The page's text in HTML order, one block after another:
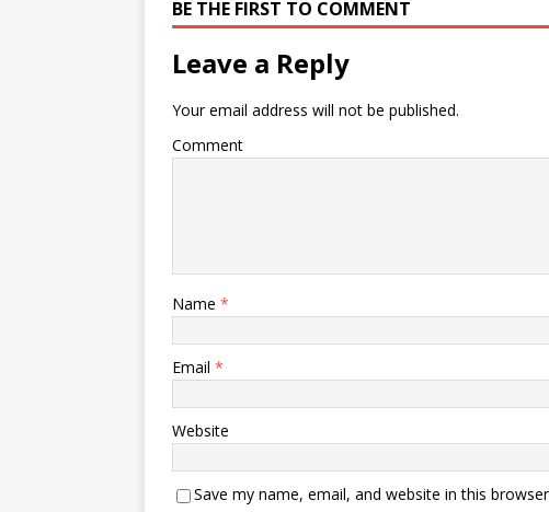
BE THE FIRST TO COMMENT
Leave a Reply
Your email address will not be published.
Comment
Name *
Email *
Website
Save my name, email, and website in this